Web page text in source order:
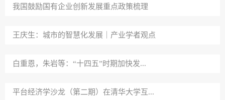
我国鼓励国有企业创新发展重点政策梳理
王庆生：城市的智慧化发展｜产业学者观点
白重恩，朱岩等：“十四五”时期加快发...
平台经济学沙龙（第二期）在清华大学互...